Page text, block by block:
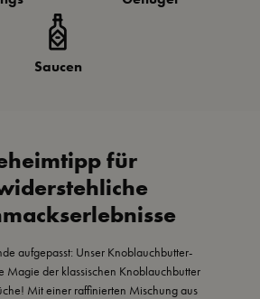
Saucen
für
aufgepasst: Unser Knoblauchbutter-
Magie der klassischen Knoblauchbutter
Mit einer raffinierten Mischung aus